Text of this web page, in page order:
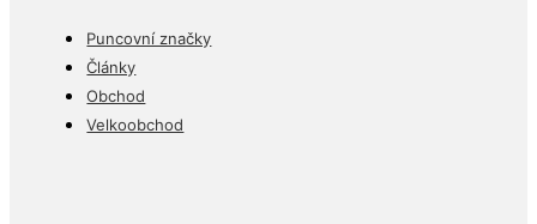
Puncovní značky
Články
Obchod
Velkoobchod